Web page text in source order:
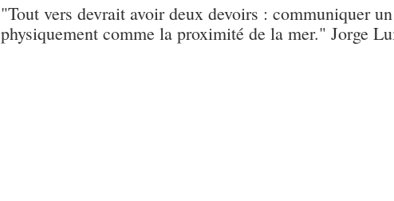
"Tout vers devrait avoir deux devoirs : communiquer
physiquement comme la proximité de la mer." Jorge